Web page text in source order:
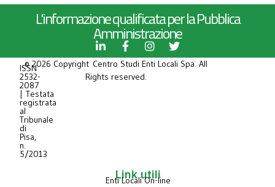
L'informazione qualificata per la Pubblica
Amministrazione
ISSN
2532-
2087
| Testata
registrata
al
Tribunale
di
Pisa,
n.
5/2013
© 2026 Copyright Centro Studi Enti Locali Spa. All
Rights reserved.
Link utili
Enti Locali On-line